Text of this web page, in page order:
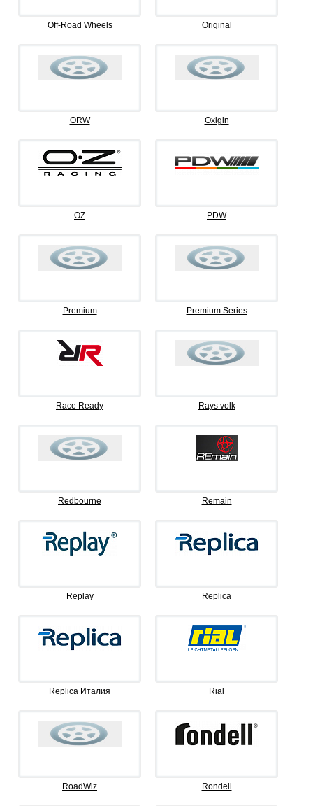
Off-Road Wheels Original
ORW Oxigin
OZ PDW
Premium Premium Series
Race Ready Rays volk
Redbourne Remain
Replay Replica
Replica Италия Rial
RoadWiz Rondell